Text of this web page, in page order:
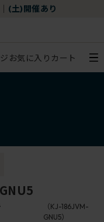
(土)開催あり
お気に入り カート
（KJ-186JVM-
GNU5）